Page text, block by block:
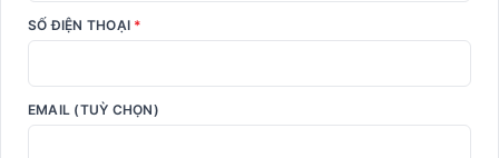
SỐ ĐIỆN THOẠI *
EMAIL (TUỲ CHỌN)